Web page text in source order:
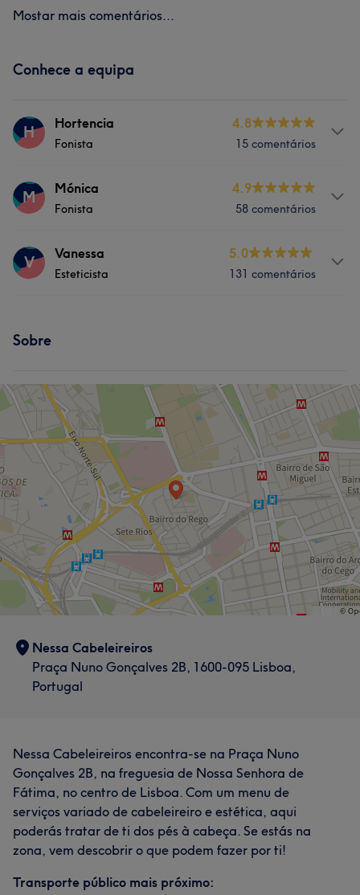
Mostar mais comentários...
Conhece a equipa
H Hortencia
Fonista
4.8
15 comentários
Serviços
M Mónica
Fonista
4.9
58 comentários
Serviços
V Vanessa
Esteticista
5.0
131 comentários
Tratamento Facial Tratamento de unhas
Cabeleireiro e Salão de Cabeleireiro
O que os teus clientes dizem sobre Vanessa
Professional
Sobre
Nessa Cabeleireiros
Praça Nuno Gonçalves 2B, 1600-095 Lisboa,
Portugal
Nessa Cabeleireiros encontra-se na Praça Nuno
Gonçalves 2B, na freguesia de Nossa Senhora de
Fátima, no centro de Lisboa. Com um menu de
serviços variado de cabeleireiro e estética, aqui
poderás tratar de ti dos pés à cabeça. Se estás na
zona, vem descobrir o que podem fazer por ti!
Transporte público mais próximo: